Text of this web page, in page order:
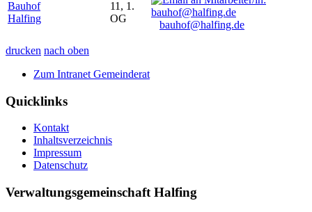
Bauhof
Halfing
11, 1.
OG
bauhof@halfing.de
drucken nach oben
Zum Intranet Gemeinderat
Quicklinks
Kontakt
Inhaltsverzeichnis
Impressum
Datenschutz
Verwaltungsgemeinschaft Halfing